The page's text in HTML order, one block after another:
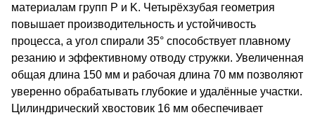
материалам групп P и K. Четырёхзубая геометрия
повышает производительность и устойчивость
процесса, а угол спирали 35° способствует плавному
резанию и эффективному отводу стружки. Увеличенная
общая длина 150 мм и рабочая длина 70 мм позволяют
уверенно обрабатывать глубокие и удалённые участки.
Цилиндрический хвостовик 16 мм обеспечивает